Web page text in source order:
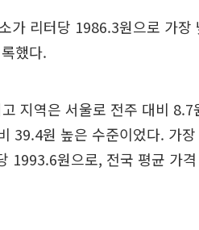
가 리터당 1986.3원으로 가장
했다.
지역은 서울로 전주 대비
39.4원 높은 수준이었다. 가
1993.6원으로, 전국 평균 가